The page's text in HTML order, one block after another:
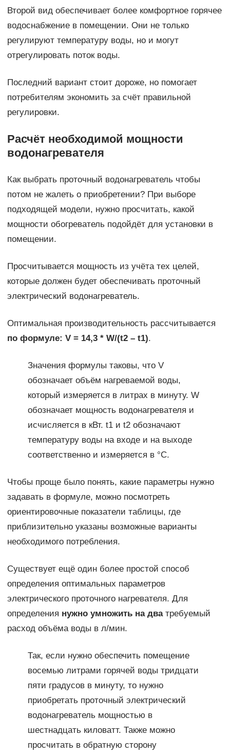
Второй вид обеспечивает более комфортное горячее
водоснабжение в помещении. Они не только
регулируют температуру воды, но и могут
отрегулировать поток воды.
Последний вариант стоит дороже, но помогает
потребителям экономить за счёт правильной
регулировки.
Расчёт необходимой мощности
водонагревателя
Как выбрать проточный водонагреватель чтобы
потом не жалеть о приобретении? При выборе
подходящей модели, нужно просчитать, какой
мощности обогреватель подойдёт для установки в
помещении.
Просчитывается мощность из учёта тех целей,
которые должен будет обеспечивать проточный
электрический водонагреватель.
Оптимальная производительность рассчитывается
по формуле: V = 14,3 * W/(t2 – t1).
Значения формулы таковы, что V
обозначает объём нагреваемой воды,
который измеряется в литрах в минуту. W
обозначает мощность водонагревателя и
исчисляется в кВт. t1 и t2 обозначают
температуру воды на входе и на выходе
соответственно и измеряется в °С.
Чтобы проще было понять, какие параметры нужно
задавать в формуле, можно посмотреть
ориентировочные показатели таблицы, где
приблизительно указаны возможные варианты
необходимого потребления.
Существует ещё один более простой способ
определения оптимальных параметров
электрического проточного нагревателя. Для
определения нужно умножить на дватребуемый
расход объёма воды в л/мин.
Так, если нужно обеспечить помещение
восемью литрами горячей воды тридцати
пяти градусов в минуту, то нужно
приобретать проточный электрический
водонагреватель мощностью в
шестнадцать киловатт. Также можно
просчитать в обратную сторону